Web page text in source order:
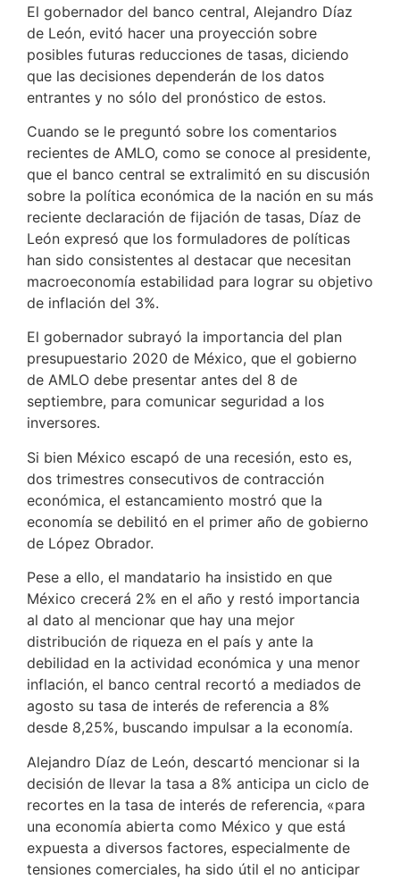
El gobernador del banco central, Alejandro Díaz
de León, evitó hacer una proyección sobre
posibles futuras reducciones de tasas, diciendo
que las decisiones dependerán de los datos
entrantes y no sólo del pronóstico de estos.
Cuando se le preguntó sobre los comentarios
recientes de AMLO, como se conoce al presidente,
que el banco central se extralimitó en su discusión
sobre la política económica de la nación en su más
reciente declaración de fijación de tasas, Díaz de
León expresó que los formuladores de políticas
han sido consistentes al destacar que necesitan
macroeconomía estabilidad para lograr su objetivo
de inflación del 3%.
El gobernador subrayó la importancia del plan
presupuestario 2020 de México, que el gobierno
de AMLO debe presentar antes del 8 de
septiembre, para comunicar seguridad a los
inversores.
Si bien México escapó de una recesión, esto es,
dos trimestres consecutivos de contracción
económica, el estancamiento mostró que la
economía se debilitó en el primer año de gobierno
de López Obrador.
Pese a ello, el mandatario ha insistido en que
México crecerá 2% en el año y restó importancia
al dato al mencionar que hay una mejor
distribución de riqueza en el país y ante la
debilidad en la actividad económica y una menor
inflación, el banco central recortó a mediados de
agosto su tasa de interés de referencia a 8%
desde 8,25%, buscando impulsar a la economía.
Alejandro Díaz de León, descartó mencionar si la
decisión de llevar la tasa a 8% anticipa un ciclo de
recortes en la tasa de interés de referencia, «para
una economía abierta como México y que está
expuesta a diversos factores, especialmente de
tensiones comerciales, ha sido útil el no anticipar